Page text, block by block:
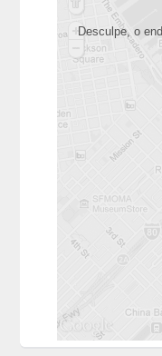
Desculpe, o